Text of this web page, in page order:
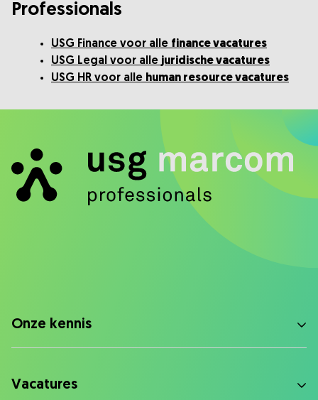
Professionals
USG Finance voor alle finance vacatures
USG Legal voor alle juridische vacatures
USG HR voor alle human resource vacatures
Onze kennis
Vacatures